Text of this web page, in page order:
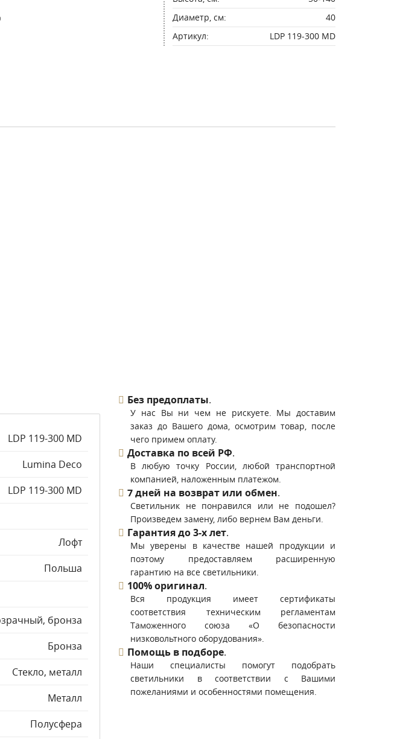
Диаметр, см:
40
Артикул:
LDP 119-300 MD
LDP 119-300 MD
Lumina Deco
LDP 119-300 MD
Лофт
Польша
бронза
Бронза
Стекло, металл
Металл
Полусфера
Без предоплаты.
У нас Вы ни чем не рискуете. Мы доставим
заказ до Вашего дома, осмотрим товар, после
чего примем оплату.
Доставка по всей РФ.
В любую точку России, любой транспортной
компанией, наложенным платежом.
7 дней на возврат или обмен.
Светильник не понравился или не подошел?
Произведем замену, либо вернем Вам деньги.
Гарантия до 3-х лет.
Мы уверены в качестве нашей продукции и
поэтому предоставляем расширенную
гарантию на все светильники.
100% оригинал.
Вся продукция имеет сертификаты
соответствия техническим регламентам
Таможенного союза «О безопасности
низковольтного оборудования».
Помощь в подборе.
Наши специалисты помогут подобрать
светильники в соответствии с Вашими
пожеланиями и особенностями помещения.